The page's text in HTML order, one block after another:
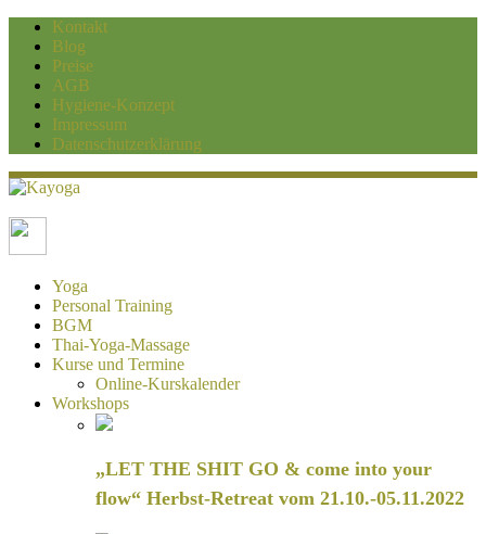
Kontakt
Blog
Preise
AGB
Hygiene-Konzept
Impressum
Datenschutzerklärung
Kayoga
Yoga und Personaltraining Duisburg
Yoga
Personal Training
BGM
Thai-Yoga-Massage
Kurse und Termine
Online-Kurskalender
Workshops
„LET THE SHIT GO & come into your
flow“ Herbst-Retreat vom 21.10.-05.11.2022